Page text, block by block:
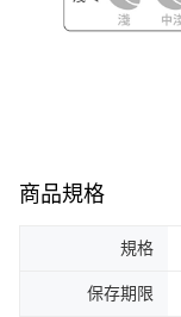
商品規格
規格
保存期限